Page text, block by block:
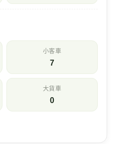
小客車
7
大貨車
0